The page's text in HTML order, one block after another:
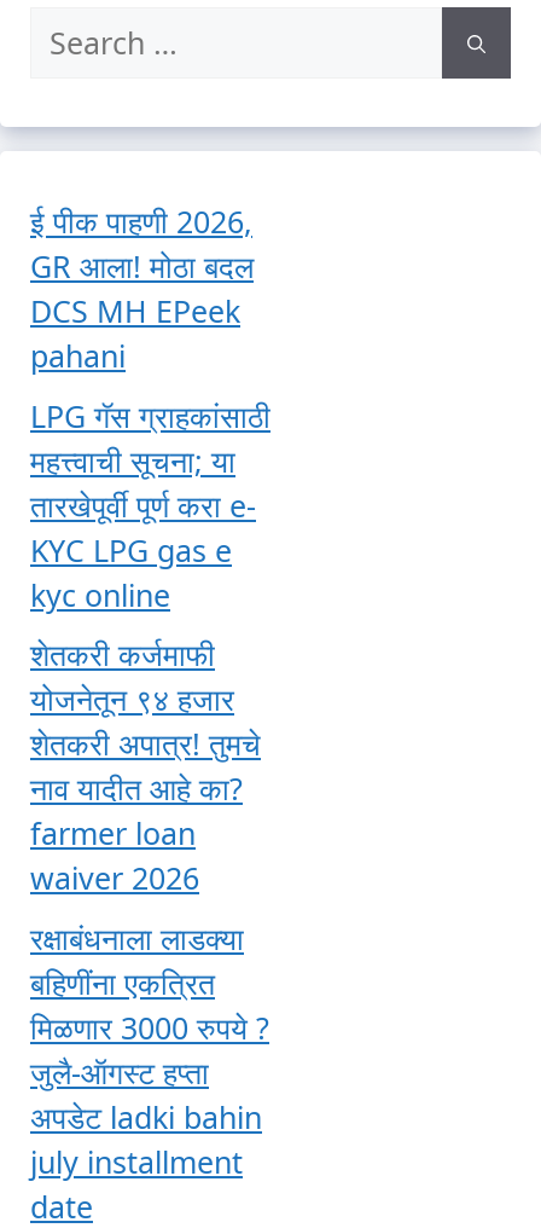
Search
ई पीक पाहणी 2026,
GR आला! मोठा बदल
DCS MH EPeek
pahani
LPG गॅस ग्राहकांसाठी
महत्त्वाची सूचना; या
तारखेपूर्वी पूर्ण करा e-
KYC LPG gas e
kyc online
शेतकरी कर्जमाफी
योजनेतून ९४ हजार
शेतकरी अपात्र! तुमचे
नाव यादीत आहे का?
farmer loan
waiver 2026
रक्षाबंधनाला लाडक्या
बहिणींना एकत्रित
मिळणार 3000 रुपये ?
जुलै-ऑगस्ट हप्ता
अपडेट ladki bahin
july installment
date